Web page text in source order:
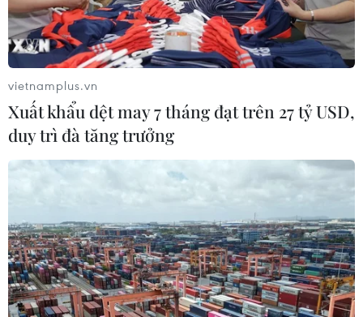
Quảng Nam: Tàu Cảnh sát biển 8002
xuyên bão số 5 cứu nạn ngư dân
12/09/2021 02:09
Đến 18 giờ 15 ngày 11/9, tại vị trí cách nơi tàu QNg
vietnamplus.vn
Xuất khẩu dệt may 7 tháng đạt trên 27 tỷ USD,
duy trì đà tăng trưởng